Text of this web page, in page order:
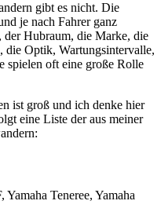
gibt es nicht. Die
je nach Fahrer ganz
Hubraum, die Marke, die
die Optik, Wartungsintervalle,
spielen oft eine große Rolle
ist groß und ich denke hier
eine Liste der aus meiner
Teneree, Yamaha